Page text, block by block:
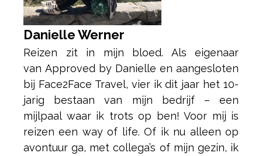
Danielle Werner
Reizen zit in mijn bloed. Als eigenaar
van Approved by Danielle en aangesloten
bij Face2Face Travel, vier ik dit jaar het 10-
jarig bestaan van mijn bedrijf – een
mijlpaal waar ik trots op ben! Voor mij is
reizen een way of life. Of ik nu alleen op
avontuur ga, met collega’s of mijn gezin, ik